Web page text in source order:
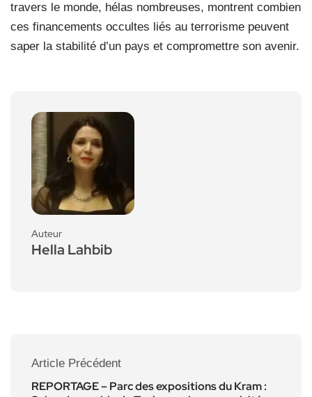
travers le monde, hélas nombreuses, montrent combien
ces financements occultes liés au terrorisme peuvent
saper la stabilité d’un pays et compromettre son avenir.
Auteur
Hella Lahbib
Article Précédent
REPORTAGE – Parc des expositions du Kram :